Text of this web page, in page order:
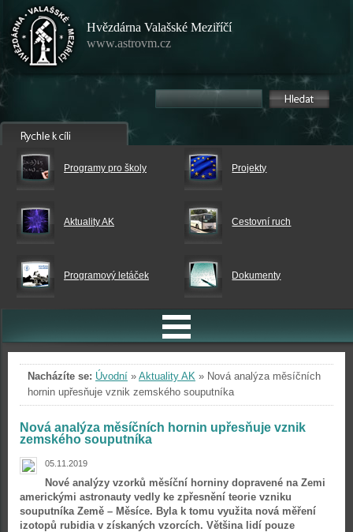
Hvězdárna Valašské Meziříčí
www.astrovm.cz
Programy pro školy Projekty
Aktuality AK Cestovní ruch
Programový letáček Dokumenty
Nacházíte se: Úvodní » Aktuality AK » Nová analýza měsíčních
hornin upřesňuje vznik zemského souputníka
Nová analýza měsíčních hornin upřesňuje vznik
zemského souputníka
05.11.2019
Nové analýzy vzorků měsíční horniny dopravené na Zemi
americkými astronauty vedly ke zpřesnění teorie vzniku
souputníka Země – Měsíce. Byla k tomu využita nová měření
izotopů rubidia v získaných vzorcích. Většina lidí pouze